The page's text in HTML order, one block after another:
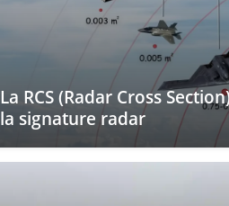
La RCS (Radar Cross
la signature radar